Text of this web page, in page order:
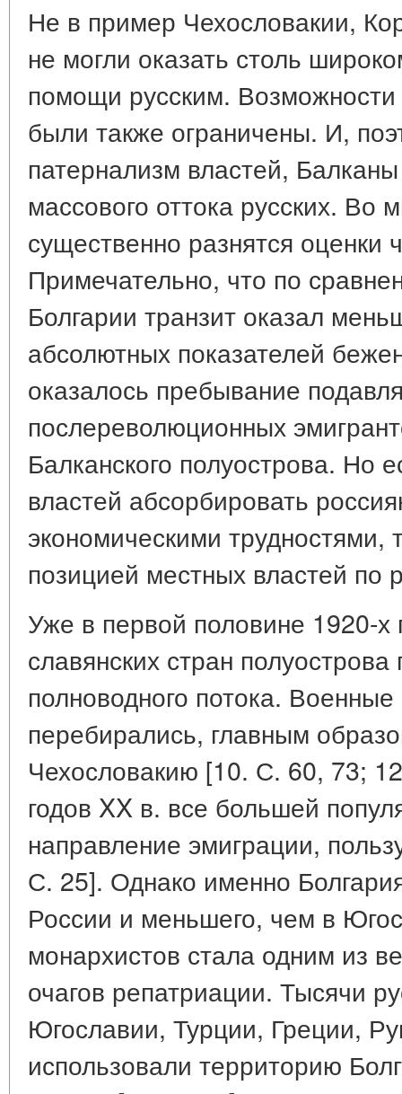
Не в пример Чехословакии,
не могли оказать столь
помощи русским. Возможности
были также ограничены. И,
патернализм властей,
массового оттока русских. Во
существенно разнятся оценки
Примечательно, что по
Болгарии транзит оказал
абсолютных показателей
оказалось пребывание
послереволюционных
Балканского полуострова. Но
властей абсорбировать
экономическими
позицией местных властей по
Уже в первой половине 1920-х
славянских стран
полноводного потока.
перебирались, главным
Чехословакию [10. С. 60, 73;
годов XX в. все большей
направление эмиграции,
С. 25]. Однако именно
России и меньшего, чем в
монархистов стала одним из
очагов репатриации. Тысячи
Югославии, Турции, Греции,
использовали территорию